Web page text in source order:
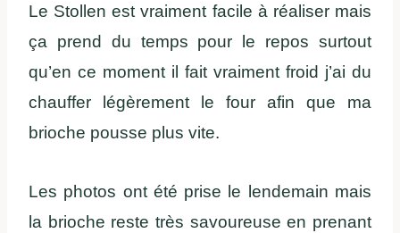
Le Stollen est vraiment facile à réaliser mais
ça prend du temps pour le repos surtout
qu’en ce moment il fait vraiment froid j’ai du
chauffer légèrement le four afin que ma
brioche pousse plus vite.
Les photos ont été prise le lendemain mais
la brioche reste très savoureuse en prenant